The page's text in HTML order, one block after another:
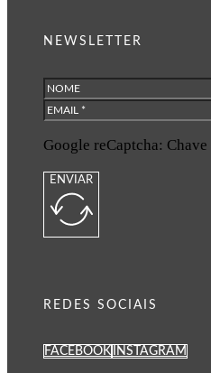
NEWSLETTER
Google reCaptcha:
ENVIAR
REDES SOCIAIS
FACEBOOK INSTAGRAM